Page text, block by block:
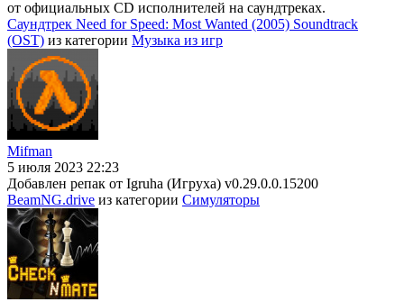
от официальных CD исполнителей на саундтреках.
Саундтрек Need for Speed: Most Wanted (2005) Soundtrack
(OST) из категории Музыка из игр
Mifman
5 июля 2023 22:23
Добавлен репак от Igruha (Игруха) v0.29.0.0.15200
BeamNG.drive из категории Симуляторы